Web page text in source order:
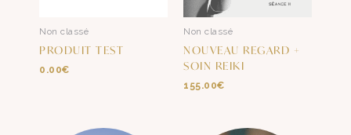
Non classé
PRODUIT TEST
0.00€
Non classé
NOUVEAU REGARD +
SOIN REIKI
155.00€